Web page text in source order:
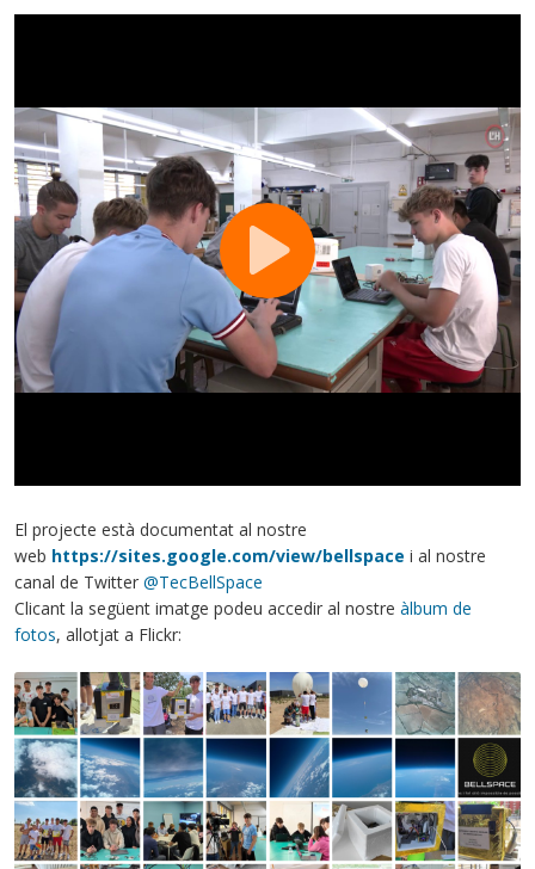
El projecte està documentat al nostre
web https://sites.google.com/view/bellspace i al nostre
canal de Twitter @TecBellSpace
Clicant la següent imatge podeu accedir al nostre àlbum de
fotos, allotjat a Flickr: